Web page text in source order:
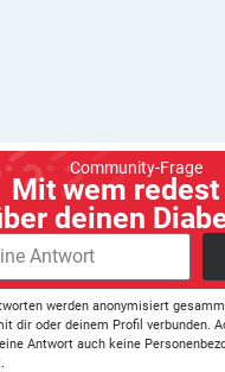
Community-Frage
Mit wem redest
deinen
werden anonymisiert
dir oder deinem Profil verbunden.
Antwort auch keine